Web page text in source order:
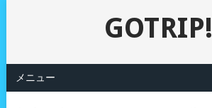
GOTRIP!
メニュー